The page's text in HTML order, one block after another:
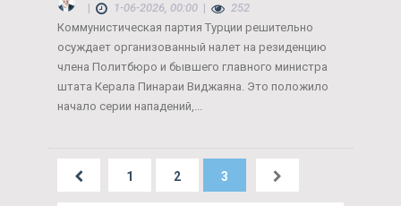
| 1-06-2026, 00:00 |
252
Коммунистическая партия Турции решительно
осуждает организованный налет на резиденцию
члена Политбюро и бывшего главного министра
штата Керала Пинараи Виджаяна. Это положило
начало серии нападений,...
1 2 3